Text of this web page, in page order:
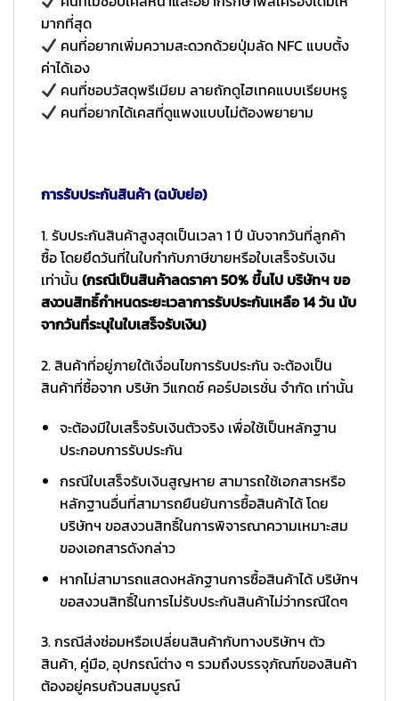
มากที่สุด
คนที่อยากเพิ่มความสะดวกด้วยปุ่มลัด NFC แบบตั้ง
ค่าได้เอง
คนที่ชอบวัสดุพรีเมียม ลายถักดูไฮเทคแบบเรียบหรู
คนที่อยากได้เคสที่ดูแพงแบบไม่ต้องพยายาม
การรับประกันสินค้า (ฉบับย่อ)
1. รับประกันสินค้าสูงสุดเป็นเวลา 1 ปี นับจากวันที่ลูกค้า
ซื้อ โดยยึดวันที่ในใบกำกับภาษีขายหรือใบเสร็จรับเงิน
เท่านั้น (กรณีเป็นสินค้าลดราคา 50% ขึ้นไป บริษัทฯ ขอ
สงวนสิทธิ์กำหนดระยะเวลาการรับประกันเหลือ 14 วัน นับ
จากวันที่ระบุในใบเสร็จรับเงิน)
2. สินค้าที่อยู่ภายใต้เงื่อนไขการรับประกัน จะต้องเป็น
สินค้าที่ซื้อจาก บริษัท วีแกดซ์ คอร์ปอเรชั่น จำกัด เท่านั้น
จะต้องมีใบเสร็จรับเงินตัวจริง เพื่อใช้เป็นหลักฐาน
ประกอบการรับประกัน
กรณีใบเสร็จรับเงินสูญหาย สามารถใช้เอกสารหรือ
หลักฐานอื่นที่สามารถยืนยันการซื้อสินค้าได้ โดย
บริษัทฯ ขอสงวนสิทธิ์ในการพิจารณาความเหมาะสม
ของเอกสารดังกล่าว
หากไม่สามารถแสดงหลักฐานการซื้อสินค้าได้ บริษัทฯ
ขอสงวนสิทธิ์ในการไม่รับประกันสินค้าไม่ว่ากรณีใดๆ
3. กรณีส่งซ่อมหรือเปลี่ยนสินค้ากับทางบริษัทฯ ตัว
สินค้า, คู่มือ, อุปกรณ์ต่าง ๆ รวมถึงบรรจุภัณฑ์ของสินค้า
ต้องอยู่ครบถ้วนสมบูรณ์